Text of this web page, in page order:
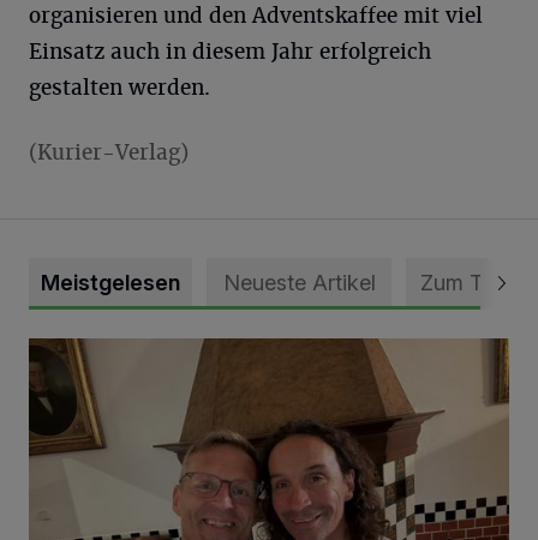
organisieren und den Adventskaffee mit viel
Einsatz auch in diesem Jahr erfolgreich
gestalten werden.
(Kurier-Verlag)
Meistgelesen Neueste Artikel Zum Thema
„Loss dir nix jefalle“ in 7 Tage 1 Song